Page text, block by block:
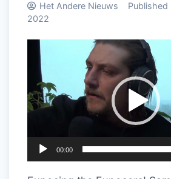
Het Andere Nieuws Published
2022
Videospeler
00:00